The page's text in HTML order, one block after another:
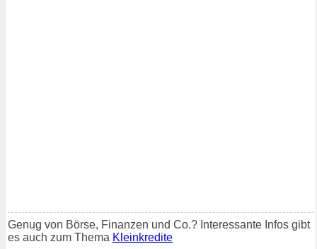
Genug von Börse, Finanzen und Co.? Interessante Infos gibt
es auch zum Thema Kleinkredite